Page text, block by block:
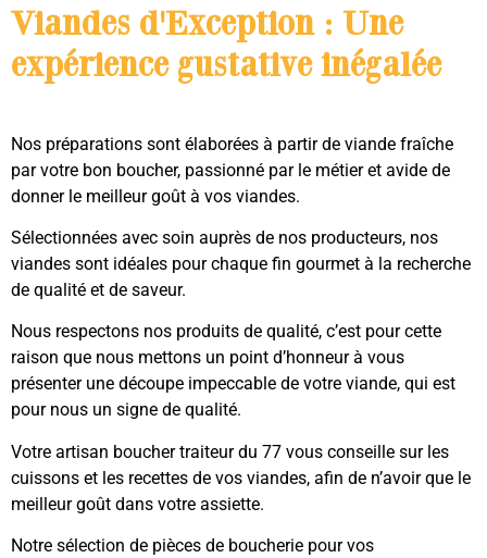
Viandes d'Exception : Une
expérience gustative inégalée
Nos préparations sont élaborées à partir de viande fraîche
par votre bon boucher, passionné par le métier et avide de
donner le meilleur goût à vos viandes.
Sélectionnées avec soin auprès de nos producteurs, nos
viandes sont idéales pour chaque fin gourmet à la recherche
de qualité et de saveur.
Nous respectons nos produits de qualité, c’est pour cette
raison que nous mettons un point d’honneur à vous
présenter une découpe impeccable de votre viande, qui est
pour nous un signe de qualité.
Votre artisan boucher traiteur du 77 vous conseille sur les
cuissons et les recettes de vos viandes, afin de n’avoir que le
meilleur goût dans votre assiette.
Notre sélection de pièces de boucherie pour vos